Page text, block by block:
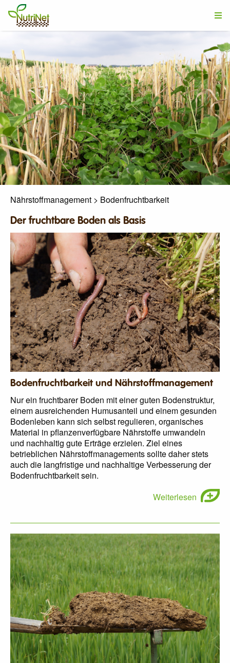
Nährstoffmanagement > Bodenfruchtbarkeit
Der fruchtbare Boden als Basis
Bodenfruchtbarkeit und Nährstoffmanagement
Nur ein fruchtbarer Boden mit einer guten Bodenstruktur,
einem ausreichenden Humusanteil und einem gesunden
Bodenleben kann sich selbst regulieren, organisches
Material in pflanzenverfügbare Nährstoffe umwandeln
und nachhaltig gute Erträge erzielen. Ziel eines
betrieblichen Nährstoffmanagements sollte daher stets
auch die langfristige und nachhaltige Verbesserung der
Bodenfruchtbarkeit sein.
Weiterlesen